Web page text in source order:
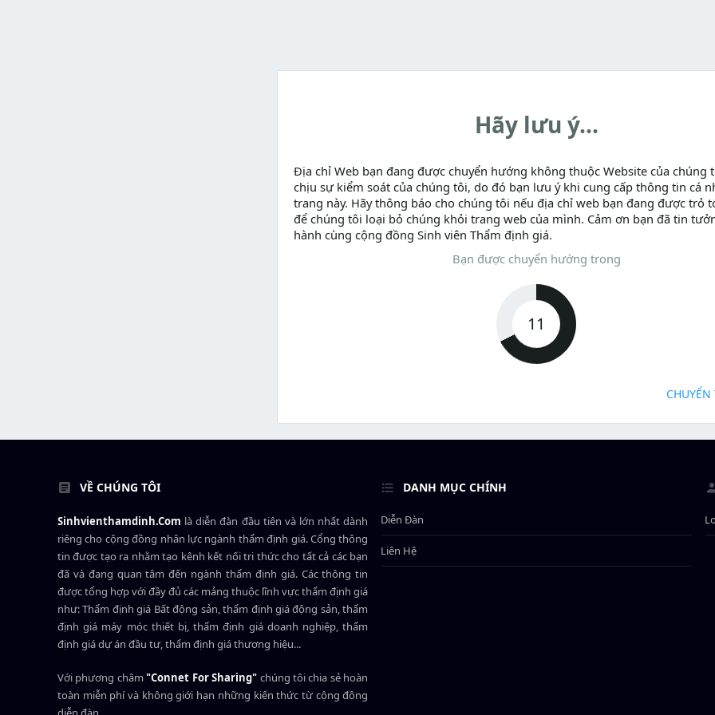
Hãy lưu ý...
Địa chỉ Web bạn đang được chuyển hướng không thuộc Website của chúng
chịu sự kiểm soát của chúng tôi, do đó bạn lưu ý khi cung cấp thông tin cá
trang này. Hãy thông báo cho chúng tôi nếu địa chỉ web bạn đang được trỏ
để chúng tôi loại bỏ chúng khỏi trang web của mình. Cảm ơn bạn đã tin
hành cùng cộng đồng Sinh viên Thẩm định giá.
Bạn được chuyển hướng trong
11
CHUYỂN
VỀ CHÚNG TÔI
Sinhvienthamdinh.Com là diễn đàn đầu tiên và lớn nhất dành
riêng cho cộng đồng nhân lực ngành thẩm định giá. Cổng thông
tin được tạo ra nhằm tạo kênh kết nối tri thức cho tất cả các bạn
đã và đang quan tâm đến ngành thẩm định giá. Các thông tin
được tổng hợp với đầy đủ các mảng thuộc lĩnh vực thẩm định giá
như: Thẩm định giá Bất động sản, thẩm định giá động sản, thẩm
định giá máy móc thiết bị, thẩm định giá doanh nghiệp, thẩm
định giá dự án đầu tư, thẩm định giá thương hiệu...
Với phương châm"Connet For Sharing" chúng tôi chia sẻ hoàn
toàn miễn phí và không giới hạn những kiến thức từ cộng đồng
DANH MỤC CHÍNH
Diễn Đàn
Liên Hệ